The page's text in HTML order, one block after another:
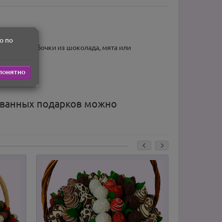
бабочки из шоколада, мята или
подарков можно
по